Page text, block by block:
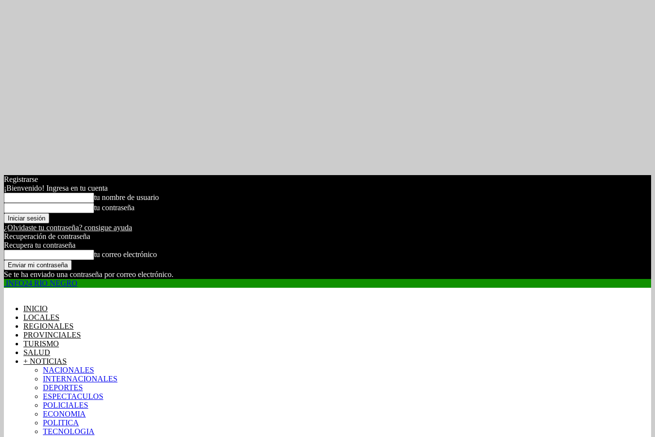
Registrarse
¡Bienvenido! Ingresa en tu cuenta
tu nombre de usuario
tu contraseña
¿Olvidaste tu contraseña? consigue ayuda
Recuperación de contraseña
Recupera tu contraseña
tu correo electrónico
Se te ha enviado una contraseña por correo electrónico.
INFO24 RIO NEGRO
INICIO
LOCALES
REGIONALES
PROVINCIALES
TURISMO
SALUD
+ NOTICIAS
NACIONALES
INTERNACIONALES
DEPORTES
ESPECTACULOS
POLICIALES
ECONOMIA
POLITICA
TECNOLOGIA